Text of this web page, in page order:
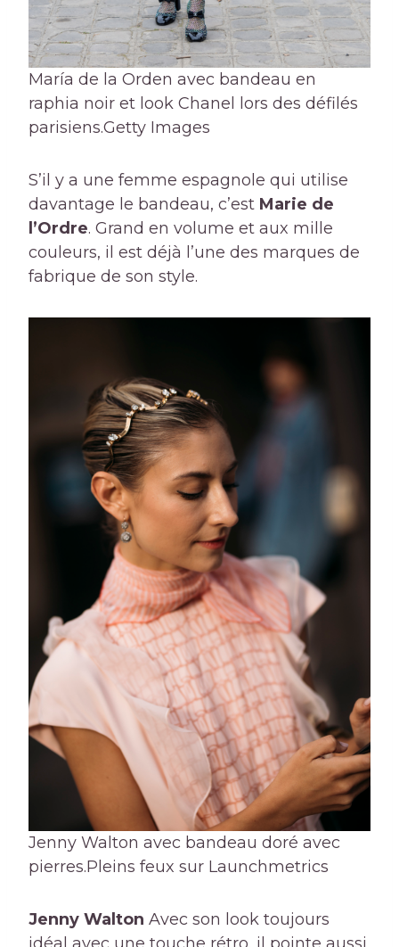
María de la Orden avec bandeau en
raphia noir et look Chanel lors des défilés
parisiens.Getty Images
S’il y a une femme espagnole qui utilise
davantage le bandeau, c’est Marie de
l’Ordre. Grand en volume et aux mille
couleurs, il est déjà l’une des marques de
fabrique de son style.
Jenny Walton avec bandeau doré avec
pierres.Pleins feux sur Launchmetrics
Jenny Walton Avec son look toujours